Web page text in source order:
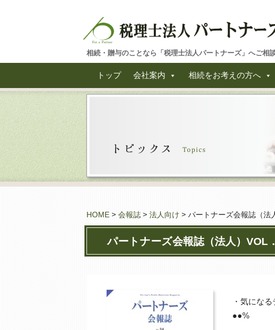
相続・贈与のことなら「税理士法人パートナーズ」へご相
トップ 会社案内 相続をお考えの方へ
HOME > 会報誌 > 法人向け > パートナーズ会報誌（法
パートナーズ会報誌（法人）VOL
・気にな
●●%